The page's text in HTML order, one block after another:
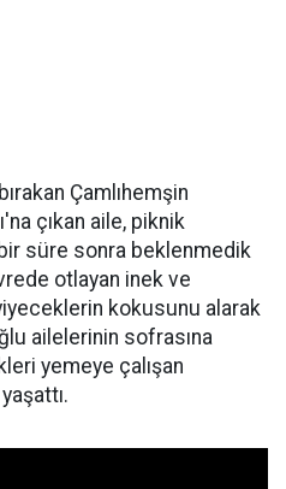
Çamlıhemşin
çıkan aile, piknik
süre sonra beklenmedik
otlayan inek ve
kokusunu alarak
ailelerinin sofrasına
yemeye çalışan